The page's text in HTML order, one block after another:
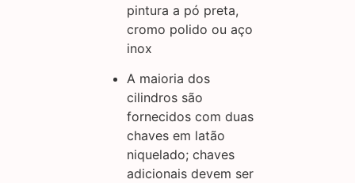
pintura a pó preta,
cromo polido ou aço
inox
A maioria dos
cilindros são
fornecidos com duas
chaves em latão
niquelado; chaves
adicionais devem ser